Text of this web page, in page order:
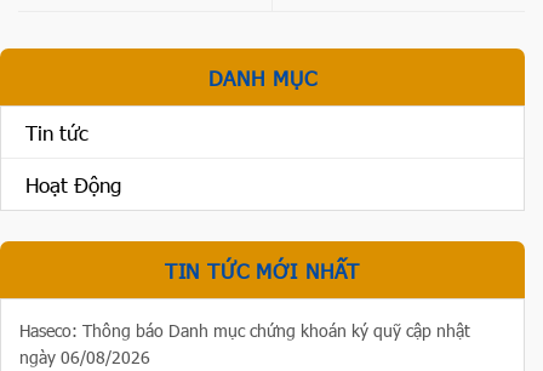
DANH MỤC
Tin tức
Hoạt Động
TIN TỨC MỚI NHẤT
Haseco: Thông báo Danh mục chứng khoán ký quỹ cập nhật
ngày 06/08/2026